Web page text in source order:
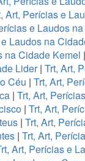
Art, Perícias e
e Laudos
Laudos na
na Cidade Kemel |
Lider| Trt, Art,
Céu | Trt, Art,
| Trt, Art,
| Trt, Art,
| Trt, Art,
| Trt, Art,
Art, Perícias e